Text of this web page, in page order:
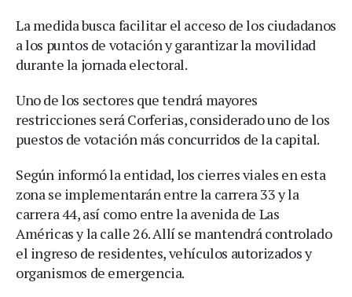
La medida busca facilitar el acceso de los ciudadanos
a los puntos de votación y garantizar la movilidad
durante la jornada electoral.
Uno de los sectores que tendrá mayores
restricciones será Corferias, considerado uno de los
puestos de votación más concurridos de la capital.
Según informó la entidad, los cierres viales en esta
zona se implementarán entre la carrera 33 y la
carrera 44, así como entre la avenida de Las
Américas y la calle 26. Allí se mantendrá controlado
el ingreso de residentes, vehículos autorizados y
organismos de emergencia.